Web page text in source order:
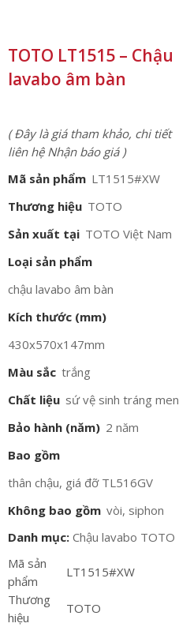
TOTO LT1515 – Chậu
lavabo âm bàn
( Đây là giá tham khảo, chi tiết
liên hệ Nhận báo giá )
Mã sản phẩm LT1515#XW
Thương hiệu TOTO
Sản xuất tại TOTO Việt Nam
Loại sản phẩm
chậu lavabo âm bàn
Kích thước (mm)
430x570x147mm
Màu sắc trắng
Chất liệu sứ vệ sinh tráng men
Bảo hành (năm) 2 năm
Bao gồm
thân chậu, giá đỡ TL516GV
Không bao gồm vòi, siphon
Danh mục: Chậu lavabo TOTO
Mã sản
phẩm
LT1515#XW
Thương
hiệu
TOTO